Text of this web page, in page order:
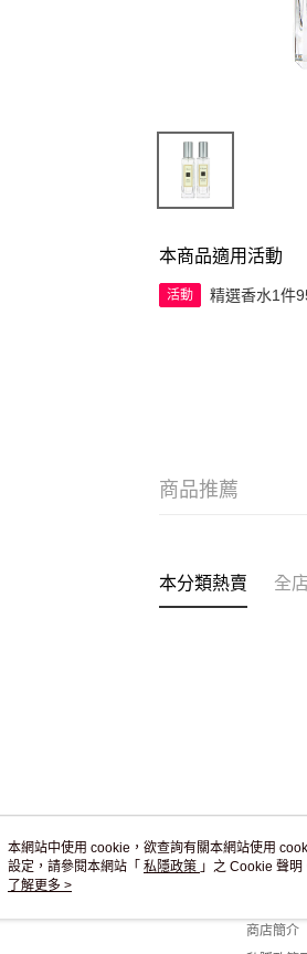
本商品適用活動
活動 精選香水1件
商品推薦
本分類熱賣 全
關於我
商店簡介
本網站中使用 cookie，欲查詢有關本網站使用
設定，請參閱本網站「 私隱政策 」之 Cookie 聲
用 cookie。
了解更多 >